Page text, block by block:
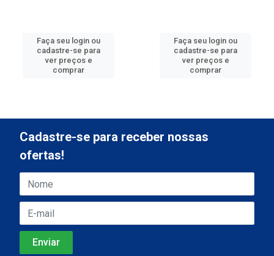
Faça seu login ou
cadastre-se para
ver preços e
comprar
Faça seu login ou
cadastre-se para
ver preços e
comprar
Cadastre-se para receber nossas
ofertas!